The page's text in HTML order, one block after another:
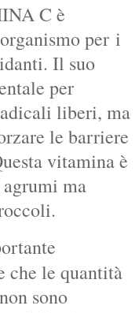
C è
per i
Il suo
per
liberi, ma
le barriere
vitamina è
ma
che le quantità
sono